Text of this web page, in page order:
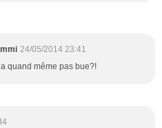
24/05/2014 23:41
quand même pas bue?!